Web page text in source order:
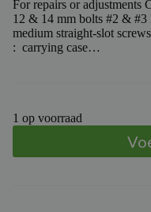
For repairs or adjustments
12 & 14 mm bolts #2 &
medium straight-slot
: carrying case…
1 op voorraad